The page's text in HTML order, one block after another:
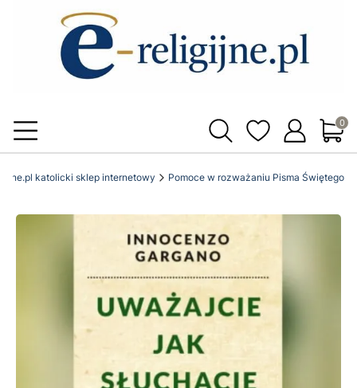
katolicki sklep internetowy Pomoce w rozważaniu Pisma Świętego